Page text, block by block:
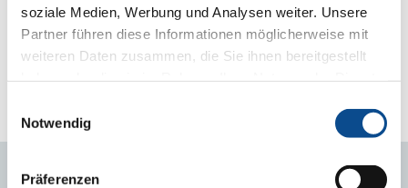
soziale Medien, Werbung und Analysen weiter. Unsere
Partner führen diese Informationen möglicherweise mit
weiteren Daten zusammen, die Sie ihnen bereitgestellt
Notwendig
Präferenzen
seviye zorunluluğu yok. Söz konusu belge, dairelere ya da
konutlara değil, binalara veriliyor. Binalara gelen uzmanlar,
binanın, ısı kullanımı, teknik altyapısı, malzeme, kapı, cam
sistemleri gibi özelliklerine bakarak, binaların enerji tüketim
seviyesini belirleyecek.